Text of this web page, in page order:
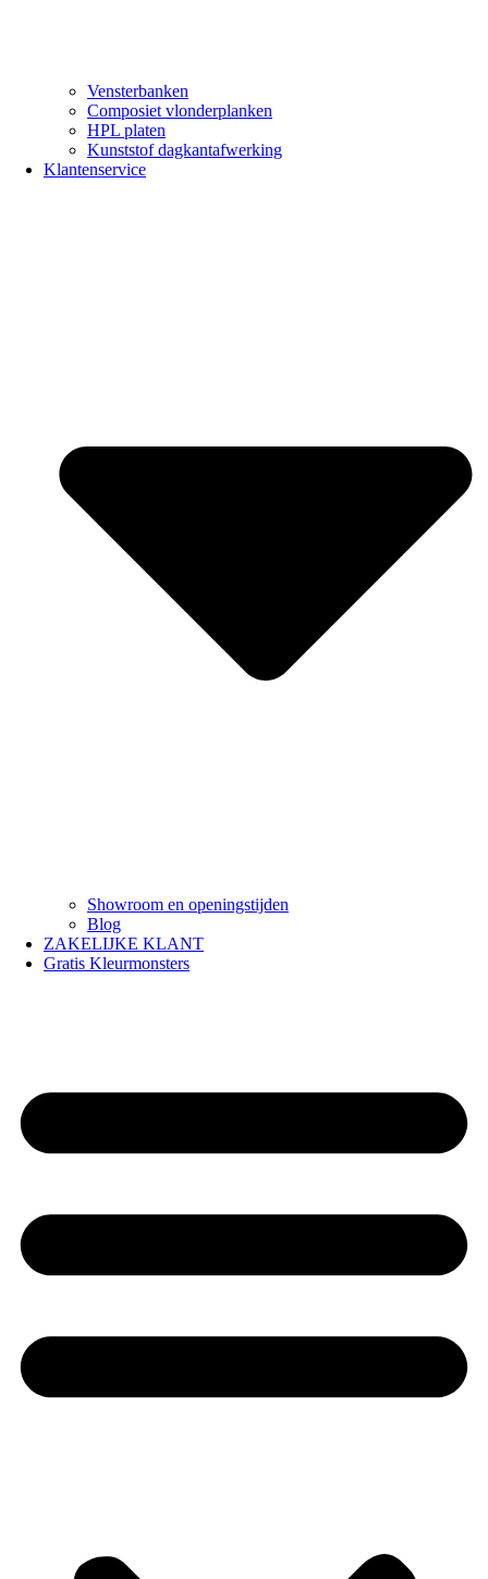
Vensterbanken
Composiet vlonderplanken
HPL platen
Kunststof dagkantafwerking
Klantenservice
Showroom en openingstijden
Blog
ZAKELIJKE KLANT
Gratis Kleurmonsters